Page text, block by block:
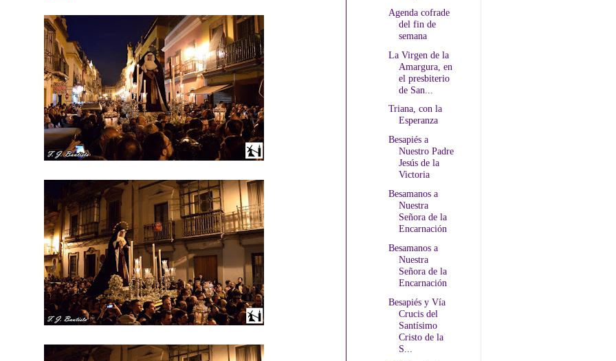
Agenda cofrade
del fin de
semana
La Virgen de la
Amargura, en
el presbiterio
de San...
Triana, con la
Esperanza
Besapiés a
Nuestro Padre
Jesús de la
Victoria
Besamanos a
Nuestra
Señora de la
Encarnación
Besamanos a
Nuestra
Señora de la
Encarnación
Besapiés y Vía
Crucis del
Santísimo
Cristo de la
S...